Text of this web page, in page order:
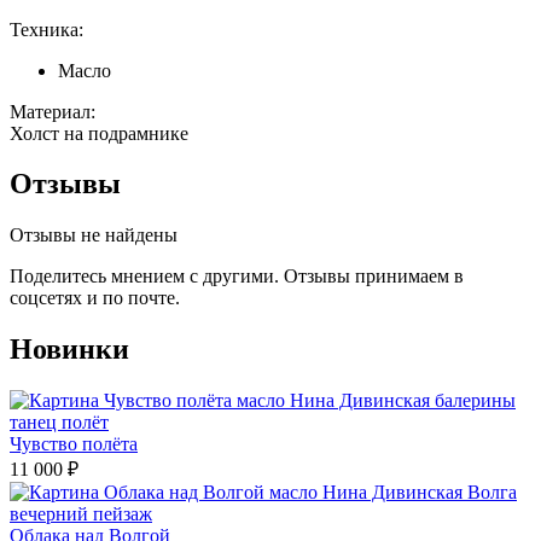
Техника:
Масло
Материал:
Холст на подрамнике
Отзывы
Отзывы не найдены
Поделитесь мнением с другими. Отзывы принимаем в
соцсетях и по почте.
Новинки
Чувство полёта
11 000 ₽
Облака над Волгой